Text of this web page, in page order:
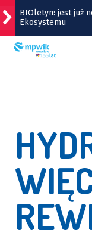
BIOletyn: jest już
Ekosystemu
Śląsk – Cracovia,
|TRANSMISJA
Pamiętacie Bubu z